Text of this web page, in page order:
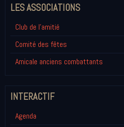
LES ASSOCIATIONS
Club de l'amitié
Comité des fêtes
Amicale anciens combattants
INTERACTIF
Agenda